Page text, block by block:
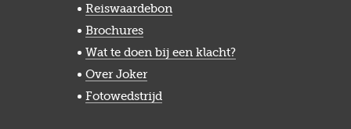
Reiswaardebon
Brochures
Wat te doen bij een klacht?
Over Joker
Fotowedstrijd